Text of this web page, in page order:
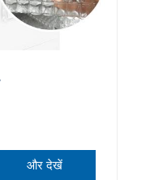
और देखें